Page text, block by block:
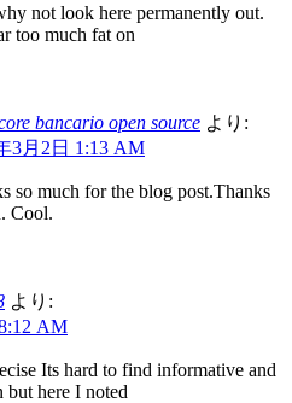
not look here permanently out.
too much fat on
bancario open source より:
3月2日 1:13 AM
so much for the blog post.Thanks
Cool.
より:
AM
Its hard to find informative and
but here I noted